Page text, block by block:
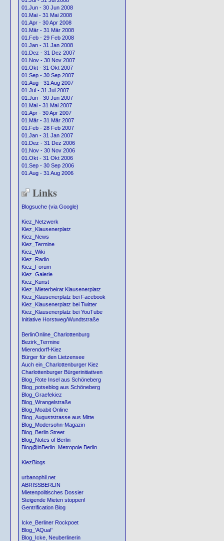
01.Jun - 30 Jun 2008
01.Mai - 31 Mai 2008
01.Apr - 30 Apr 2008
01.Mär - 31 Mär 2008
01.Feb - 29 Feb 2008
01.Jan - 31 Jan 2008
01.Dez - 31 Dez 2007
01.Nov - 30 Nov 2007
01.Okt - 31 Okt 2007
01.Sep - 30 Sep 2007
01.Aug - 31 Aug 2007
01.Jul - 31 Jul 2007
01.Jun - 30 Jun 2007
01.Mai - 31 Mai 2007
01.Apr - 30 Apr 2007
01.Mär - 31 Mär 2007
01.Feb - 28 Feb 2007
01.Jan - 31 Jan 2007
01.Dez - 31 Dez 2006
01.Nov - 30 Nov 2006
01.Okt - 31 Okt 2006
01.Sep - 30 Sep 2006
01.Aug - 31 Aug 2006
Links
Blogsuche (via Google)
Kiez_Netzwerk
Kiez_Klausenerplatz
Kiez_News
Kiez_Termine
Kiez_Wiki
Kiez_Radio
Kiez_Forum
Kiez_Galerie
Kiez_Kunst
Kiez_Mieterbeirat Klausenerplatz
Kiez_Klausenerplatz bei Facebook
Kiez_Klausenerplatz bei Twitter
Kiez_Klausenerplatz bei YouTube
Initiative Horstweg/Wundtstraße
BerlinOnline_Charlottenburg
Bezirk_Termine
Mierendorff-Kiez
Bürger für den Lietzensee
Auch ein_Charlottenburger Kiez
Charlottenburger Bürgerinitiativen
Blog_Rote Insel aus Schöneberg
Blog_potseblog aus Schöneberg
Blog_Graefekiez
Blog_Wrangelstraße
Blog_Moabit Online
Blog_Auguststrasse aus Mitte
Blog_Modersohn-Magazin
Blog_Berlin Street
Blog_Notes of Berlin
Blog@inBerlin_Metropole Berlin
KiezBlogs
urbanophil.net
ABRISSBERLIN
Mietenpolitisches Dossier
Steigende Mieten stoppen!
Gentrification Blog
Icke_Berliner Rockpoet
Blog_'AQua!'
Blog_Icke, Neuberlinerin